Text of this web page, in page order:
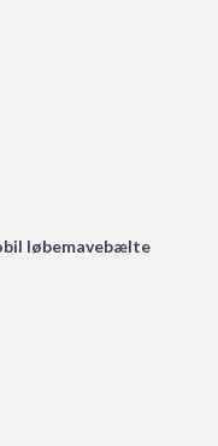
løbemavebælte